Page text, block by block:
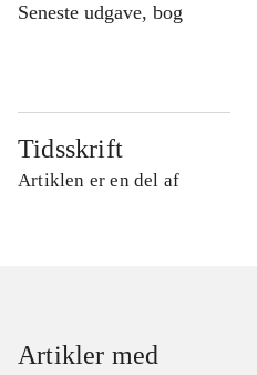
Seneste udgave, bog
Tidsskrift
Artiklen er en del af
Artikler med